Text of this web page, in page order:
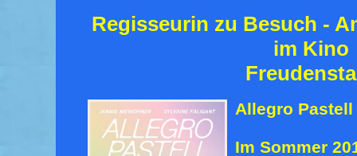
Regisseurin zu Besuch -
im Kino
Allegro Pastell
Im Sommer